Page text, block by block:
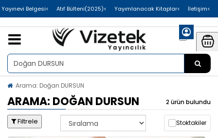
>İletişim
>Yayımlanacak Kitaplar
>Atıf Bülteni(2025)
>Uluslararası Yayınevi Belgesi
Arama: Doğan DURSUN
ARAMA: DOĞAN DURSUN 2 ürün bulundu
Filtrele Stoktakiler